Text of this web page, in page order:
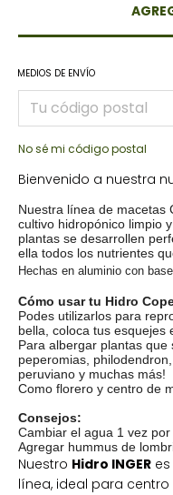
MEDIOS DE ENVÍO
No sé mi código postal
Bienvenido a nuestra
Nuestra línea de macetas
cultivo hidropónico limpio
plantas se desarrollen
ella todos los nutrientes
Hechas en aluminio con
Cómo usar tu Hidro
Podes utilizarlos para
bella, coloca tus esquejes
Para albergar plantas
peperomias,
peruviano y muchas más!
Como florero y centro de
Consejos:
Cambiar el agua 1 vez por
Agregar hummus de
Nuestro Hidro INGER
línea, ideal para